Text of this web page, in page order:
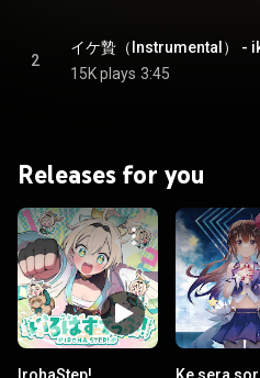
2
イケ贄（Instrumental） -
15K plays 3:45
Releases for you